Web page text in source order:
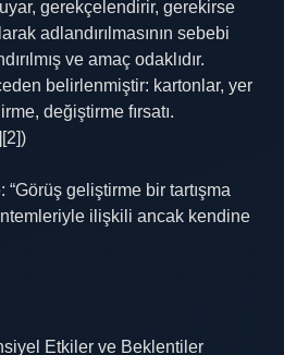
gerekçelendirir, gerekirse
adlandırılmasının sebebi
ve amaç odaklıdır.
belirlenmiştir: kartonlar, yer
değiştirme fırsatı.
geliştirme bir tartışma
ilişkili ancak kendine
Etkiler ve Beklentiler